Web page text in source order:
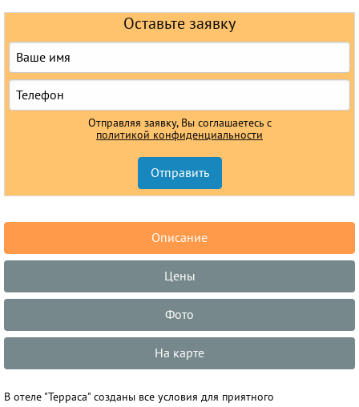
Оставьте заявку
Отправляя заявку, Вы соглашаетесь с
политикой конфиденциальности
Описание
Цены
Фото
На карте
В отеле "Терраса" созданы все условия для приятного